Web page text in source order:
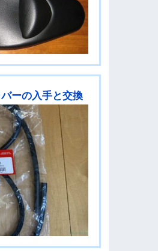
ーの入手と交換